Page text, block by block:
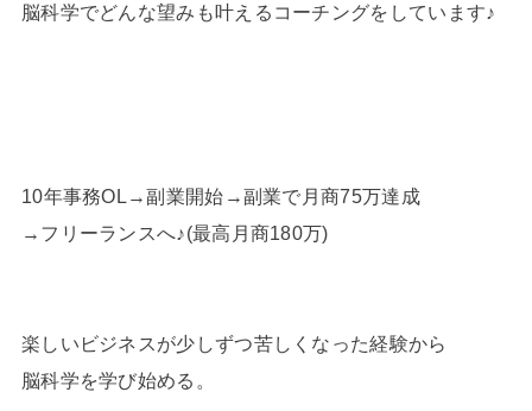
脳科学でどんな望みも叶えるコーチングをしています♪
10年事務OL→副業開始→副業で月商75万達成
→フリーランスへ♪(最高月商180万)
楽しいビジネスが少しずつ苦しくなった経験から
脳科学を学び始める。